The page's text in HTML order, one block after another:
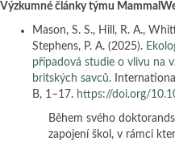
Výzkumné články týmu
Mason, S. S., Hill, R. A.,
Stephens, P. A. (2025).
případová studie o vlivu na
britských savců.
B, 1–17. https://doi.org/
Během svého
zapojení škol, v rámci